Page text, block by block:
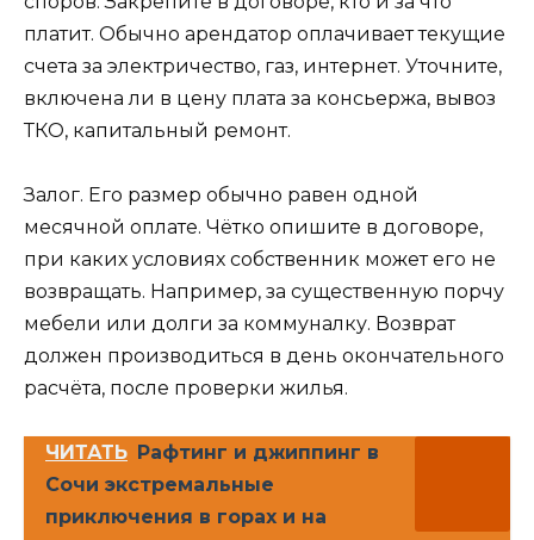
платит. Обычно арендатор оплачивает текущие
счета за электричество, газ, интернет. Уточните,
включена ли в цену плата за консьержа, вывоз
ТКО, капитальный ремонт.
Залог. Его размер обычно равен одной
месячной оплате. Чётко опишите в договоре,
при каких условиях собственник может его не
возвращать. Например, за существенную порчу
мебели или долги за коммуналку. Возврат
должен производиться в день окончательного
расчёта, после проверки жилья.
ЧИТАТЬ Рафтинг и джиппинг в
Сочи экстремальные
приключения в горах и на